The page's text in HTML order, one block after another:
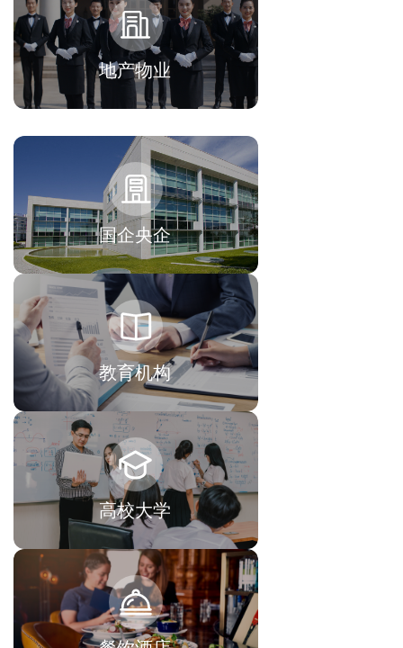
地产物业
国企央企
教育机构
高校大学